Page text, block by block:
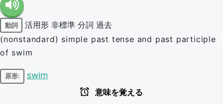
動詞 活用形 非標準 分詞 過去
(nonstandard) simple past tense and past participle
of swim
原形: swim
意味を覚える